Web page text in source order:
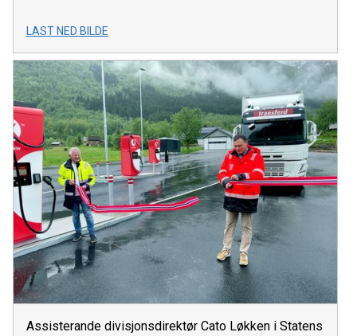
LAST NED BILDE
Assisterande divisjonsdirektør Cato Løkken i Statens